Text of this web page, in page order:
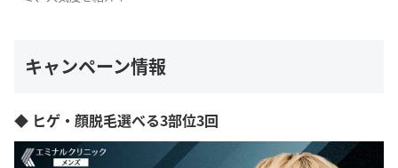
キャンペーン情報
◆ ヒゲ・顔脱毛選べる3部位3回